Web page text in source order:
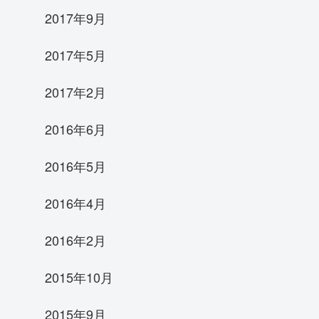
2017年9月
2017年5月
2017年2月
2016年6月
2016年5月
2016年4月
2016年2月
2015年10月
2015年9月